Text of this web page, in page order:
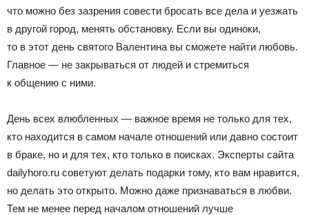
что можно без зазрения совести бросать все дела и уезжать
в другой город, менять обстановку. Если вы одиноки,
то в этот день святого Валентина вы сможете найти любовь.
Главное — не закрываться от людей и стремиться
к общению с ними.
День всех влюбленных — важное время не только для тех,
кто находится в самом начале отношений или давно состоит
в браке, но и для тех, кто только в поисках. Эксперты сайта
dailyhoro.ru советуют делать подарки тому, кто вам нравится,
но делать это открыто. Можно даже признаваться в любви.
Тем не менее перед началом отношений лучше